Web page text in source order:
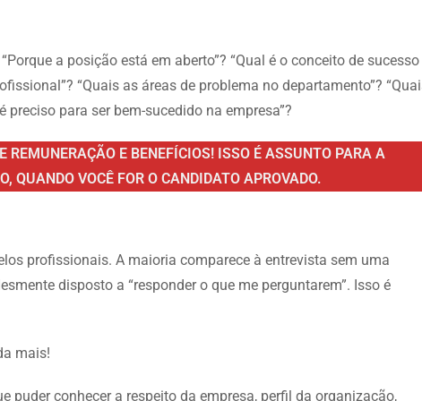
a posição está em aberto”? “Qual é o conceito de sucesso
“Quais as áreas de problema no departamento”?
preciso para ser bem-sucedido na empresa”?
REMUNERAÇÃO E BENEFÍCIOS! ISSO É ASSUNTO PARA A
QUANDO VOCÊ FOR O CANDIDATO APROVADO.
profissionais. A maioria comparece à entrevista sem uma
disposto a “responder o que me perguntarem”. Isso é
mais!
puder conhecer a respeito da empresa, perfil da organização,